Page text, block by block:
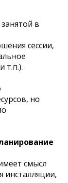
в
сессии,
т.п.).
но
смысл
инсталляции,